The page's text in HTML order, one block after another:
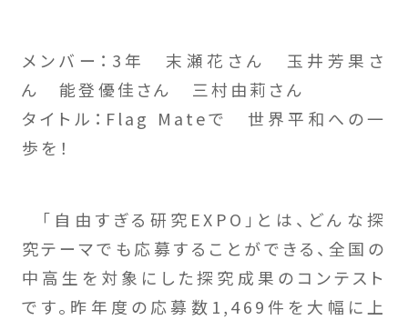
メンバー：3年 末瀬花さん 玉井芳果さ
ん 能登優佳さん 三村由莉さん
タイトル：Flag Mateで 世界平和への一
歩を！
「自由すぎる研究EXPO」とは、どんな探
究テーマでも応募することができる、全国の
中高生を対象にした探究成果のコンテスト
です。昨年度の応募数1,469件を大幅に上